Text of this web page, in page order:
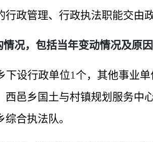
行政管理、行政执法职能交由
情况，包括当年变动情况及原因
下设行政单位1个，其他事业单
西邑乡国土与村镇规划服务中
综合执法队。